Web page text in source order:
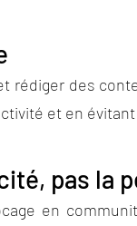
rédiger des
et en
pas la
en